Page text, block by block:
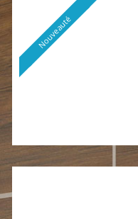
Nouveauté